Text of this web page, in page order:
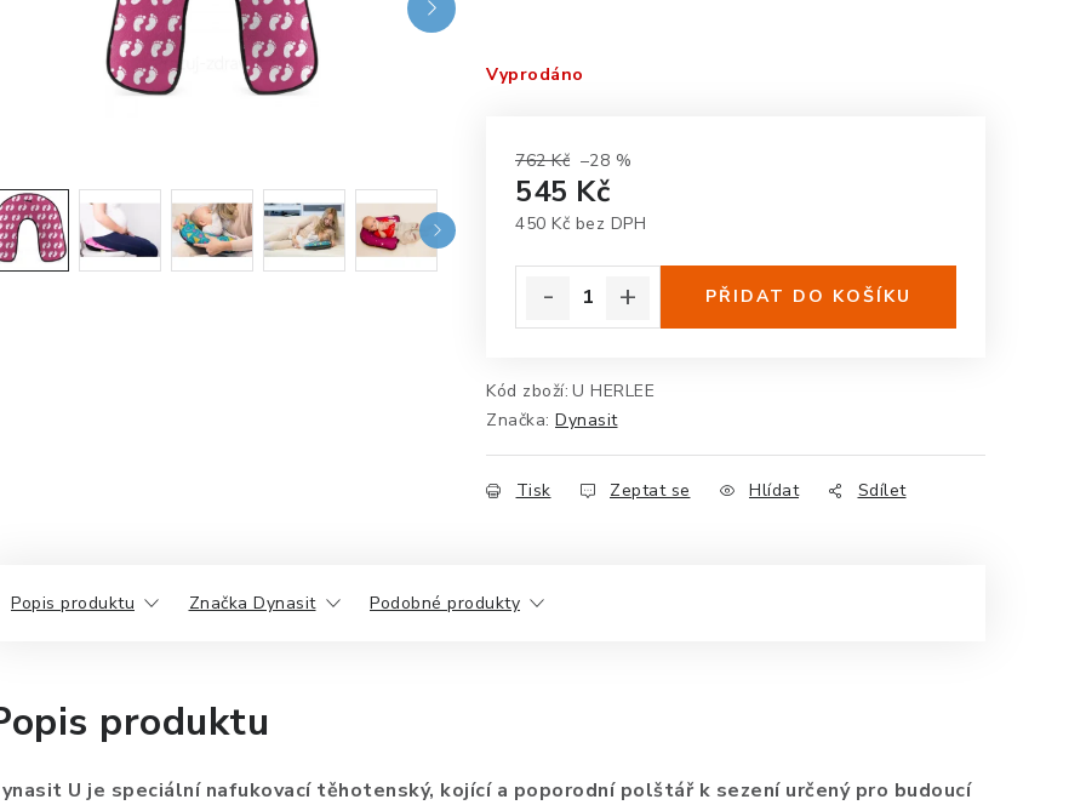
Vyprodáno
762 Kč –28 %
545 Kč
450 Kč bez DPH
PŘIDAT DO KOŠÍKU
Kód zboží: U HERLEE
Značka: Dynasit
Tisk Zeptat se Hlídat Sdílet
Popis produktu Značka Dynasit Podobné produkty
produktu
U je speciální nafukovací těhotenský, kojící a poporodní polštář k sezení určený pro budoucí